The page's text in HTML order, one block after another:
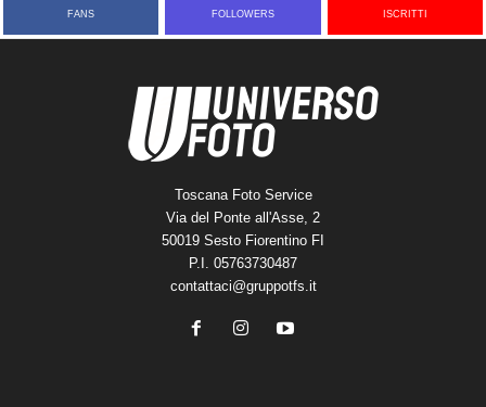
FANS FOLLOWERS ISCRITTI
Toscana Foto Service
Via del Ponte all'Asse, 2
50019 Sesto Fiorentino FI
P.I. 05763730487
contattaci@gruppotfs.it